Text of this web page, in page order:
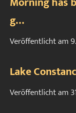
g…
Veröffentlicht am
Lake
Veröffentlicht am